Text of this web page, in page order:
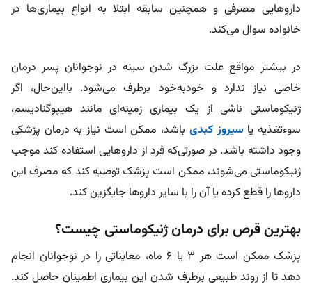
داروهایی مصرفی و همچنین سابقه‌ ابتلا به انواع بیماری‌ها در
خانواده سوال می‌کند.
در بیشتر مواقع علت بزرگ شدن سينه در نوجوانان پسر درمان
خاصی نیاز ندارد و خودبه‌خود برطرف می‌شود. بااین‌حال، اگر
ژنیکوماستی ناشی از یک بیماری زمینه‌ای مانند هیپوگنادیسم،
سوءتغذیه یا سیروز کبدی باشد، ممکن است نیاز به درمان پزشکی
وجود داشته باشد. در صورتی‌که فرد از داروهایی استفاده کند موجب
ژنیکوماستی می‌شوند، ممکن است پزشک توصیه کند که مصرف این
داروها را قطع کرده یا آن را با سایر داروها جایگزین کند.
بهترین قرص برای درمان ژنیکوماستی چیست؟
پزشک ممکن است هر ۳ یا ۶ ماه، معایناتی را در نوجوانان انجام
دهد تا از روند طبیعی برطرف شدن این بیماری اطمینان حاصل کند.